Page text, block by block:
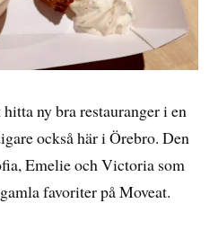
ny bra restauranger i en
också här i Örebro. Den
Emelie och Victoria som
favoriter på Moveat.